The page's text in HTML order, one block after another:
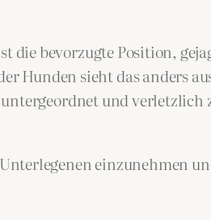
bevorzugte Position,
Hunden sieht das anders
und
einzunehmen